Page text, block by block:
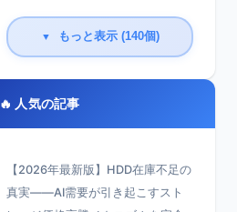
▼ もっと表示 (140個)
🔥 人気の記事
【2026年最新版】HDD在庫不足の
真実——AI需要が引き起こすスト